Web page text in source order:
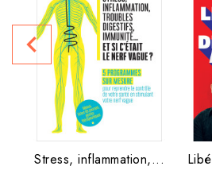
Stress, inflammation,...
navigate_before